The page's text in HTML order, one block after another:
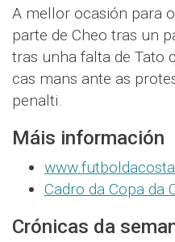
A mellor ocasión para
parte de Cheo tras un
tras unha falta de Tato
cas mans ante as
penalti.
Máis información
Cadro da Copa da
Crónicas da